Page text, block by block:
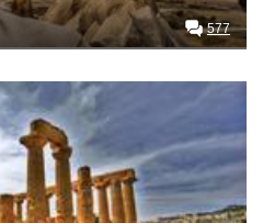
577